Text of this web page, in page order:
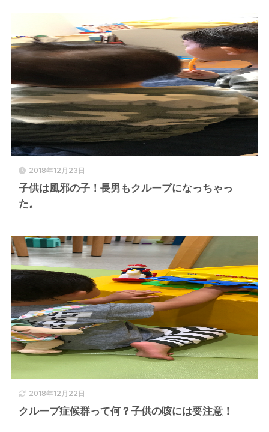
2018年12月23日
子供は風邪の子！長男もクループになっちゃっ
た。
2018年12月22日
クループ症候群って何？子供の咳には要注意！